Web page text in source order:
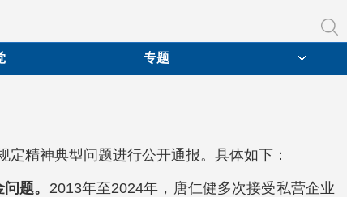
专题
精神典型问题进行公开通报。具体如下：
题。 2013年至2024年，唐仁健多次接受私营企业